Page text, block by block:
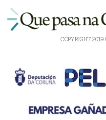
COPYRIGHT 2019